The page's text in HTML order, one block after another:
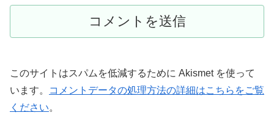
このサイトはスパムを低減するために Akismet を使って
います。
コメントデータの処理方法の詳細はこちらをご覧
ください。